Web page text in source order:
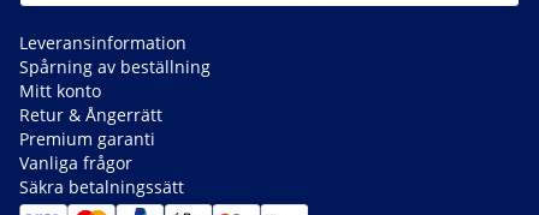
Leveransinformation
Spårning av beställning
Mitt konto
Retur & Ångerrätt
Premium garanti
Vanliga frågor
Säkra betalningssätt